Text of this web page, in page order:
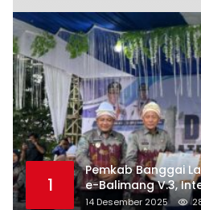
1
Pemkab Banggai
e-Balimang V.3,
Satu Data Layanan
14 Desember 2025